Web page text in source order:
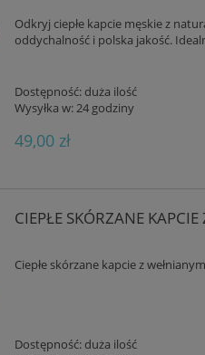
Odkryj ciepłe kapcie męskie z
oddychalność i polska jakość.
Dostępność: duża ilość
Wysyłka w: 24 godziny
49,00 zł
CIEPŁE SKÓRZANE
Ciepłe skórzane kapcie z
Dostępność: duża ilość